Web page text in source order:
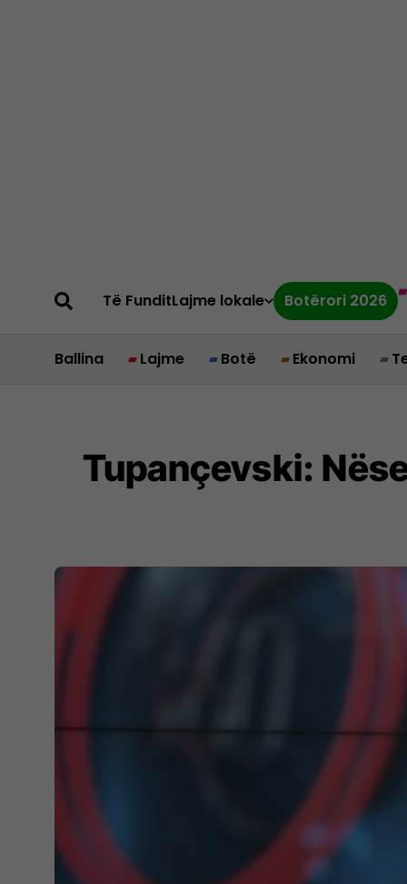
Të FunditLajme lokale Botërori 2026
Ballina Lajme Botë Ekonomi
Tupançevski: